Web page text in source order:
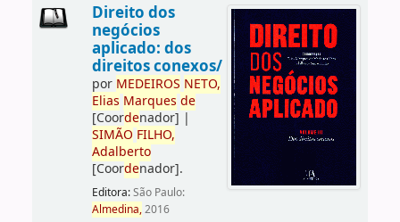
Direito dos
negócios
aplicado: dos
direitos conexos/
por MEDEIROS NETO,
Elias Marques de
[Coordenador] |
SIMÃO FILHO,
Adalberto
[Coordenador].
Editora:São Paulo:
Almedina,2016